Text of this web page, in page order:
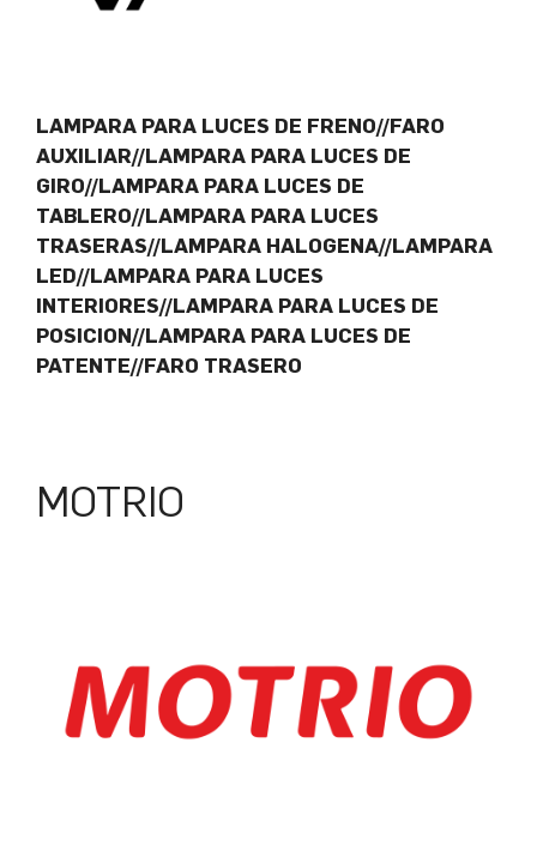
LAMPARA PARA LUCES DE FRENO//FARO
AUXILIAR//LAMPARA PARA LUCES DE
GIRO//LAMPARA PARA LUCES DE
TABLERO//LAMPARA PARA LUCES
TRASERAS//LAMPARA HALOGENA//LAMPARA
LED//LAMPARA PARA LUCES
INTERIORES//LAMPARA PARA LUCES DE
POSICION//LAMPARA PARA LUCES DE
PATENTE//FARO TRASERO
MOTRIO